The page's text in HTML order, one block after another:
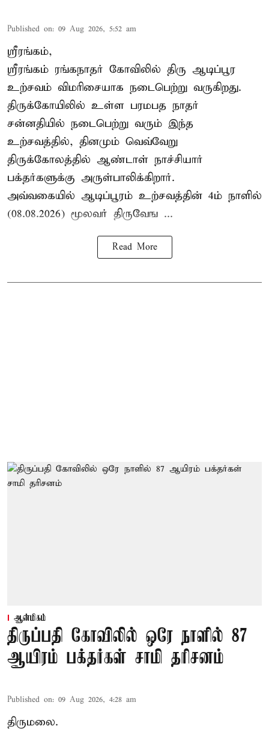
Published on: 09 Aug 2026, 5:52 am
ஸ்ரீரங்கம்,
ஸ்ரீரங்கம் ரங்கநாதர் கோவிலில் திரு ஆடிப்பூர
உற்சவம் விமரிசையாக நடைபெற்று வருகிறது.
திருக்கோயிலில் உள்ள பரமபத நாதர்
சன்னதியில் நடைபெற்று வரும் இந்த
உற்சவத்தில், தினமும் வெவ்வேறு
திருக்கோலத்தில் ஆண்டாள் நாச்சியார்
பக்தர்களுக்கு அருள்பாலிக்கிறார்.
அவ்வகையில் ஆடிப்பூரம் உற்சவத்தின் 4ம் நாளில்
(08.08.2026) மூலவர் திருவேங ...
Read More
ஆன்மிகம்
திருப்பதி கோவிலில் ஒரே நாளில் 87
ஆயிரம் பக்தர்கள் சாமி தரிசனம்
Published on: 09 Aug 2026, 4:28 am
திருமலை.